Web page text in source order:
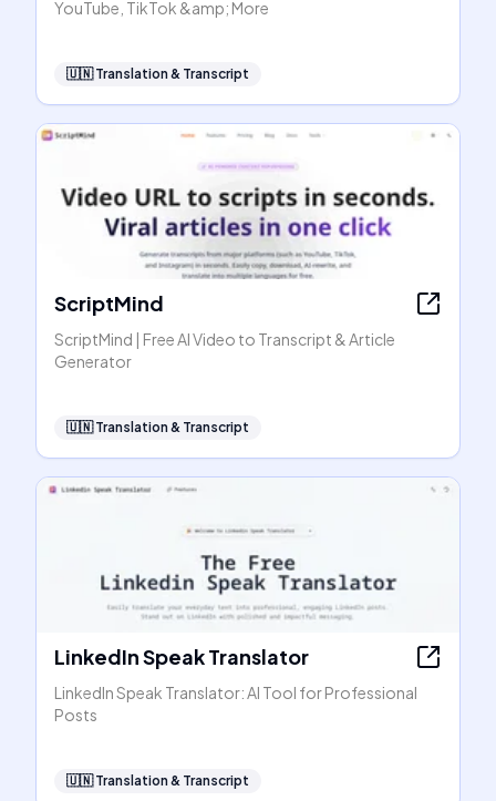
YouTube, TikTok &amp; More
🇺🇳 Translation & Transcript
ScriptMind
ScriptMind | Free AI Video to Transcript & Article
Generator
🇺🇳 Translation & Transcript
LinkedIn Speak Translator
LinkedIn Speak Translator: AI Tool for Professional
Posts
🇺🇳 Translation & Transcript